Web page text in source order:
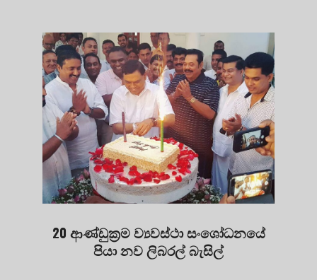
20 ආණ්ඩුක්‍රම ව්‍යවස්ථා සංශෝධනයේ
පියා නව ලිබරල් බැසිල්